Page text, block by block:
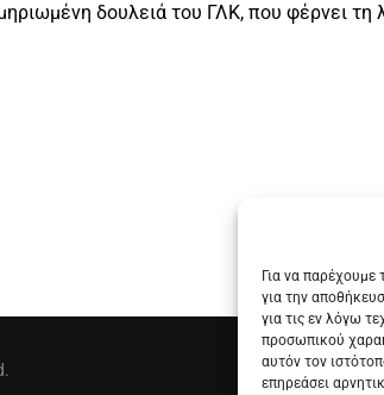
Για να παρέχουμε
για την
για τις εν λόγω
προσωπικού
αυτόν τον
επηρεάσει
δουλειά του ΓΛΚ, που φέρνει τη